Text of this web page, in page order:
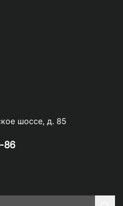
шоссе, д. 85
86